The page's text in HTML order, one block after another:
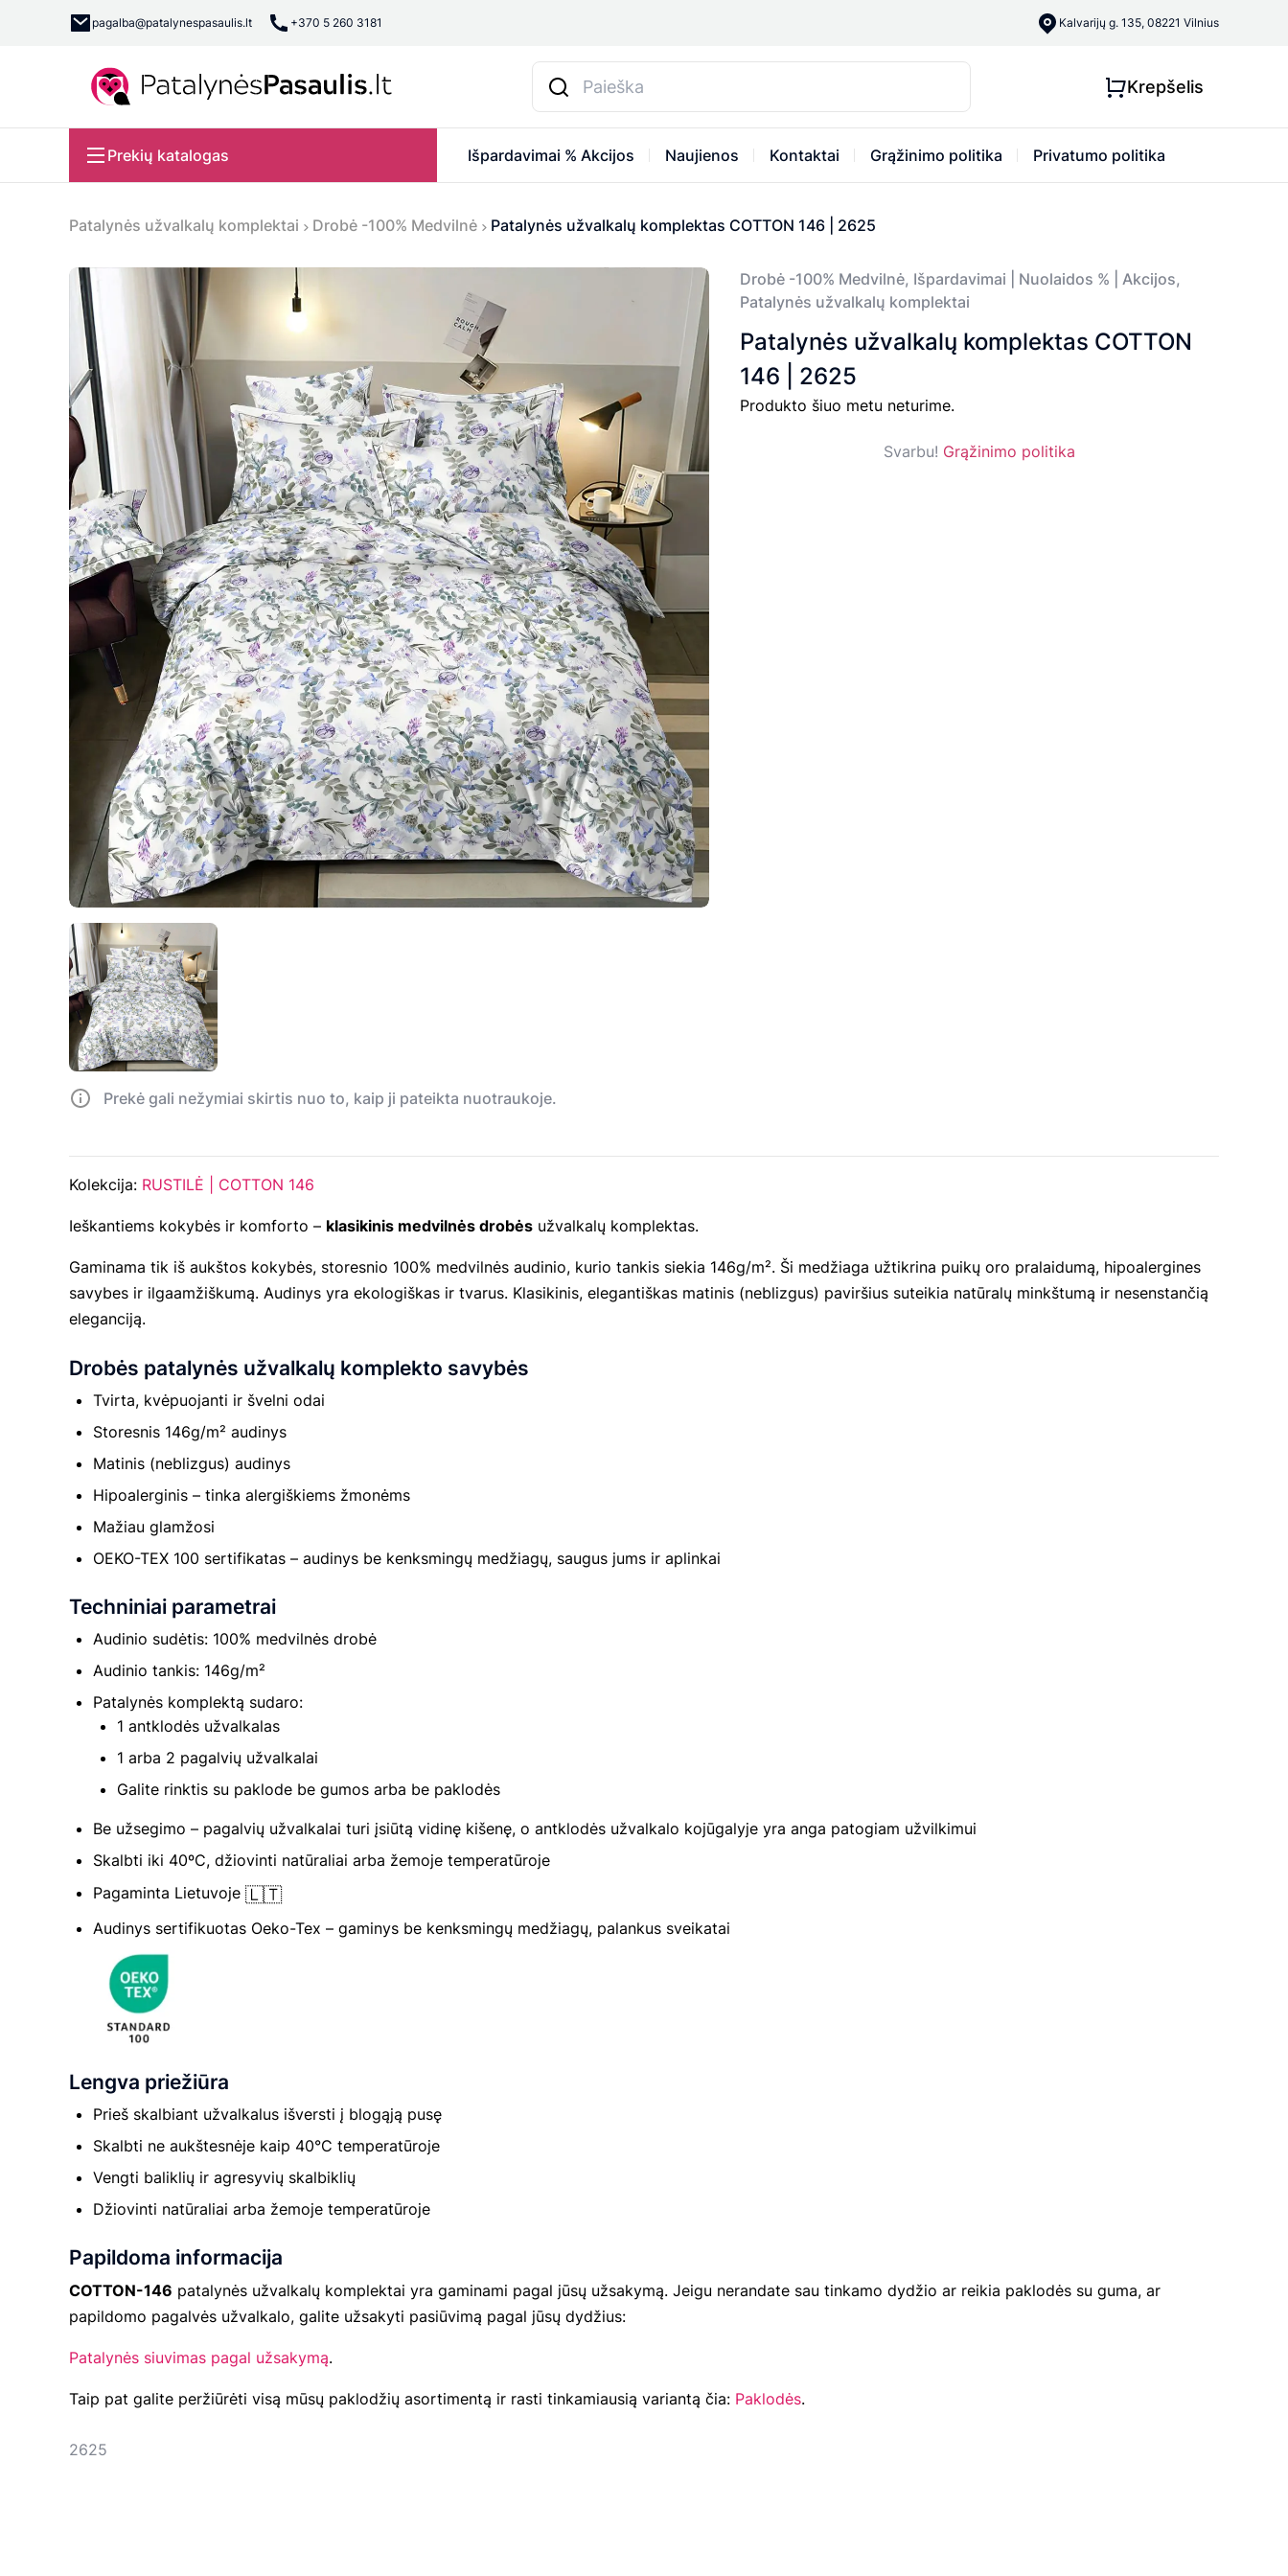
pagalba@patalynespasaulis.lt +370 5 260 3181 Kalvarijų g. 135, 08221 Vilnius
Krepšelis
Prekių katalogas Išpardavimai % Akcijos Naujienos Kontaktai Grąžinimo politika Privatumo politika
Patalynės užvalkalų komplektai Drobė -100% Medvilnė Patalynės užvalkalų komplektas COTTON 146 | 2625
Prekė gali nežymiai skirtis nuo to, kaip ji pateikta nuotraukoje.
Drobė -100% Medvilnė, Išpardavimai | Nuolaidos % | Akcijos,
Patalynės užvalkalų komplektai
Patalynės užvalkalų komplektas COTTON
146 | 2625
Produkto šiuo metu neturime.
Svarbu! Grąžinimo politika
Kolekcija: RUSTILĖ | COTTON 146
Ieškantiems kokybės ir komforto – klasikinis medvilnės drobės užvalkalų komplektas.
Gaminama tik iš aukštos kokybės, storesnio 100% medvilnės audinio, kurio tankis siekia 146g/m². Ši medžiaga užtikrina puikų oro pralaidumą, hipoalergines
savybes ir ilgaamžiškumą. Audinys yra ekologiškas ir tvarus. Klasikinis, elegantiškas matinis (neblizgus) paviršius suteikia natūralų minkštumą ir nesenstančią
eleganciją.
Drobės patalynės užvalkalų komplekto savybės
Tvirta, kvėpuojanti ir švelni odai
Storesnis 146g/m² audinys
Matinis (neblizgus) audinys
Hipoalerginis – tinka alergiškiems žmonėms
Mažiau glamžosi
OEKO-TEX 100 sertifikatas – audinys be kenksmingų medžiagų, saugus jums ir aplinkai
Techniniai parametrai
Audinio sudėtis: 100% medvilnės drobė
Audinio tankis: 146g/m²
Patalynės komplektą sudaro:
1 antklodės užvalkalas
1 arba 2 pagalvių užvalkalai
Galite rinktis su paklode be gumos arba be paklodės
Be užsegimo – pagalvių užvalkalai turi įsiūtą vidinę kišenę, o antklodės užvalkalo kojūgalyje yra anga patogiam užvilkimui
Skalbti iki 40ºC, džiovinti natūraliai arba žemoje temperatūroje
Pagaminta Lietuvoje 🇱🇹
Audinys sertifikuotas Oeko-Tex – gaminys be kenksmingų medžiagų, palankus sveikatai
Lengva priežiūra
Prieš skalbiant užvalkalus išversti į blogąją pusę
Skalbti ne aukštesnėje kaip 40°C temperatūroje
Vengti baliklių ir agresyvių skalbiklių
Džiovinti natūraliai arba žemoje temperatūroje
Papildoma informacija
COTTON-146 patalynės užvalkalų komplektai yra gaminami pagal jūsų užsakymą. Jeigu nerandate sau tinkamo dydžio ar reikia paklodės su guma, ar
papildomo pagalvės užvalkalo, galite užsakyti pasiūvimą pagal jūsų dydžius:
Patalynės siuvimas pagal užsakymą.
Taip pat galite peržiūrėti visą mūsų paklodžių asortimentą ir rasti tinkamiausią variantą čia: Paklodės.
2625